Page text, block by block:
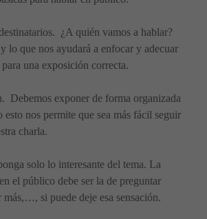
¿A quién vamos a hablar?
lo que nos ayudará a enfocar y adecuar
una exposición correcta.
Debemos exponer de forma organizada
esto nos permite que sea más fácil seguir
charla.
solo lo interesante del tema. La
el público debe ser la de preguntar
más,…, si puede deje esa sensación.